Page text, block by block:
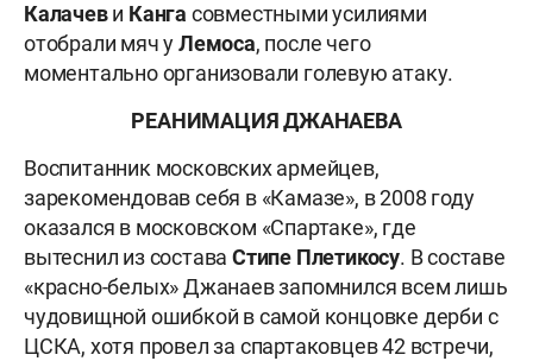
Калачеви Канга совместными усилиями
отобрали мяч уЛемоса, после чего
моментально организовали голевую атаку.
РЕАНИМАЦИЯ ДЖАНАЕВА
Воспитанник московских армейцев,
зарекомендовав себя в «Камазе», в 2008 году
оказался в московском «Спартаке», где
вытеснил из составаСтипе Плетикосу. В составе
«красно-белых» Джанаев запомнился всем лишь
чудовищной ошибкой в самой концовке дерби с
ЦСКА, хотя провел за спартаковцев 42 встречи,